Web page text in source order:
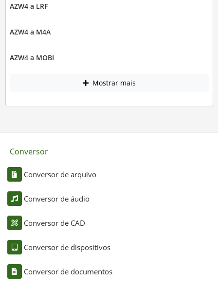
AZW4 a LRF
AZW4 a M4A
AZW4 a MOBI
Mostrar mais
Conversor
Conversor de arquivo
Conversor de áudio
Conversor de CAD
Conversor de dispositivos
Conversor de documentos